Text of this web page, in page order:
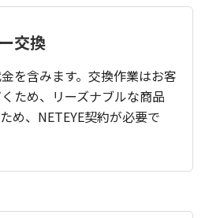
交換
を含みます。交換作業はお客
ため、リーズナブルな商品
め、NETEYE契約が必要で